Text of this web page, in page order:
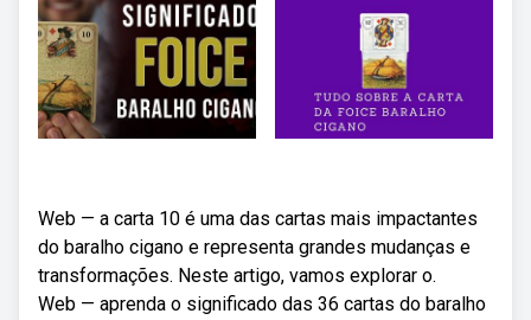
Web — a carta 10 é uma das cartas mais impactantes
do baralho cigano e representa grandes mudanças e
transformações. Neste artigo, vamos explorar o.
Web — aprenda o significado das 36 cartas do baralho